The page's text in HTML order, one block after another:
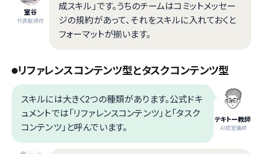
室谷
代表取締役
成スキル」です。うちのチームはコミットメッセー
ジの規約があって、それをスキルに入れておくと
フォーマットが揃います。
リファレンスコンテンツ型とタスクコンテンツ型
テキトー教師
.AI認定講師
スキルには大きく2つの種類があります。公式ドキ
ュメントでは「リファレンスコンテンツ」と「タスク
コンテンツ」と呼んでいます。